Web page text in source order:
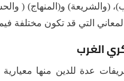
(والشريعة) و(المنهاج) (
التي قد تكون مختلفة
الغرب
عدة للدين منها